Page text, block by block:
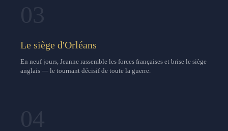
Le siège d'Orléans
En neuf jours, Jeanne rassemble les forces françaises et brise le siège
anglais — le tournant décisif de toute la guerre.